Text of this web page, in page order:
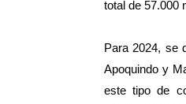
total de 57.000
Para 2024, se
Apoquindo y
este tipo de